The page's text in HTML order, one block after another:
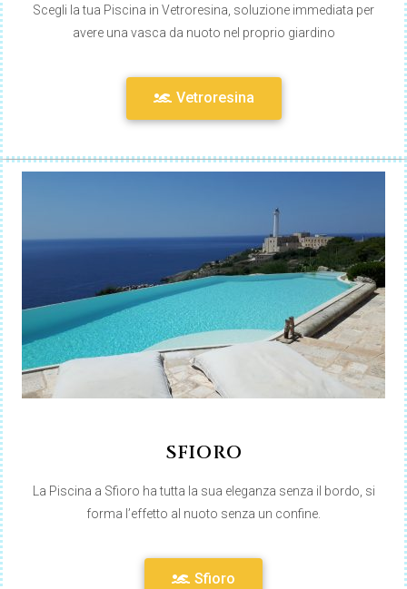
Scegli la tua Piscina in Vetroresina, soluzione immediata per
avere una vasca da nuoto nel proprio giardino
Vetroresina
SFIORO
La Piscina a Sfioro ha tutta la sua eleganza senza il bordo, si
forma l’effetto al nuoto senza un confine.
Sfioro